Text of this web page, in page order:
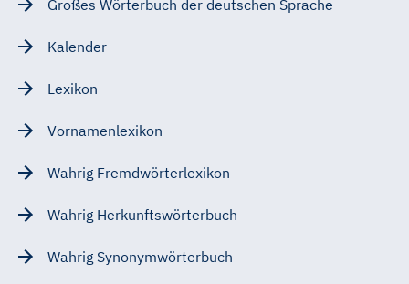
Großes Wörterbuch der deutschen Sprache
Kalender
Lexikon
Vornamenlexikon
Wahrig Fremdwörterlexikon
Wahrig Herkunftswörterbuch
Wahrig Synonymwörterbuch